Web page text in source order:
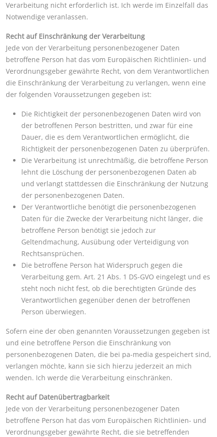
Verarbeitung nicht erforderlich ist. Ich werde im Einzelfall das
Notwendige veranlassen.
Recht auf Einschränkung der Verarbeitung
Jede von der Verarbeitung personenbezogener Daten
betroffene Person hat das vom Europäischen Richtlinien- und
Verordnungsgeber gewährte Recht, von dem Verantwortlichen
die Einschränkung der Verarbeitung zu verlangen, wenn eine
der folgenden Voraussetzungen gegeben ist:
Die Richtigkeit der personenbezogenen Daten wird von
der betroffenen Person bestritten, und zwar für eine
Dauer, die es dem Verantwortlichen ermöglicht, die
Richtigkeit der personenbezogenen Daten zu überprüfen.
Die Verarbeitung ist unrechtmäßig, die betroffene Person
lehnt die Löschung der personenbezogenen Daten ab
und verlangt stattdessen die Einschränkung der Nutzung
der personenbezogenen Daten.
Der Verantwortliche benötigt die personenbezogenen
Daten für die Zwecke der Verarbeitung nicht länger, die
betroffene Person benötigt sie jedoch zur
Geltendmachung, Ausübung oder Verteidigung von
Rechtsansprüchen.
Die betroffene Person hat Widerspruch gegen die
Verarbeitung gem. Art. 21 Abs. 1 DS-GVO eingelegt und es
steht noch nicht fest, ob die berechtigten Gründe des
Verantwortlichen gegenüber denen der betroffenen
Person überwiegen.
Sofern eine der oben genannten Voraussetzungen gegeben ist
und eine betroffene Person die Einschränkung von
personenbezogenen Daten, die bei pa-media gespeichert sind,
verlangen möchte, kann sie sich hierzu jederzeit an mich
wenden. Ich werde die Verarbeitung einschränken.
Recht auf Datenübertragbarkeit
Jede von der Verarbeitung personenbezogener Daten
betroffene Person hat das vom Europäischen Richtlinien- und
Verordnungsgeber gewährte Recht, die sie betreffenden